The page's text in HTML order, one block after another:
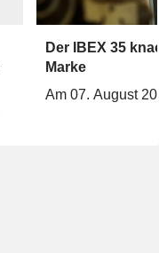
Der IBEX 35
Marke
Am 07. August